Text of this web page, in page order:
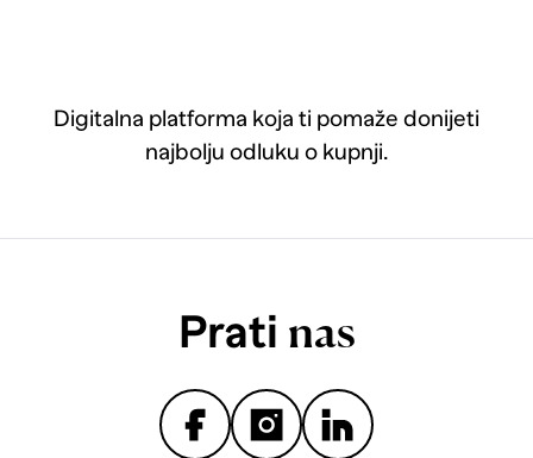
Digitalna platforma koja ti pomaže donijeti
najbolju odluku o kupnji.
Prati nas